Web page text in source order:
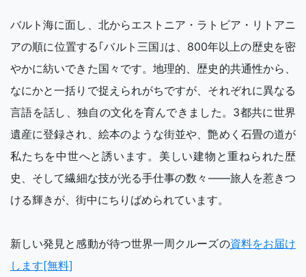
バルト海に面し、北からエストニア・ラトビア・リトアニ
アの順に位置する｢バルト三国｣は、800年以上の歴史を密
やかに紡いできた国々です。地理的、歴史的共通性から、
なにかと一括りで捉えられがちですが、それぞれに異なる
言語を話し、独自の文化を育んできました。3都共に世界
遺産に登録され、絵本のような街並や、艶めく石畳の道が
私たちを中世へと誘います。美しい建物と重ねられた歴
史、そして繊細な技が光る手仕事の数々――旅人を惹きつ
ける輝きが、街中にちりばめられています。
新しい発見と感動が待つ世界一周クルーズの資料をお届け
します[無料]